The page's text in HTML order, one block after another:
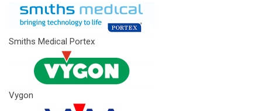
Smiths Medical Portex
Vygon